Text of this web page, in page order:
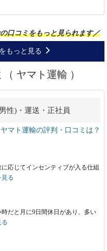
口コミをもっと見られます／
もっと見る
ヤマト運輸 ）
性)・運送・正社員
ヤマト運輸の評判・口コミは？
応じてインセンティブが入る仕組
見る
だと月に9日間休日があり、多い
る